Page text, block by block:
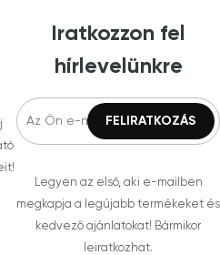
Iratkozzon fel
hírlevelünkre
Legyen az első, aki e-mailben
megkapja a legújabb termékeket és
kedvező ajánlatokat! Bármikor
leiratkozhat.